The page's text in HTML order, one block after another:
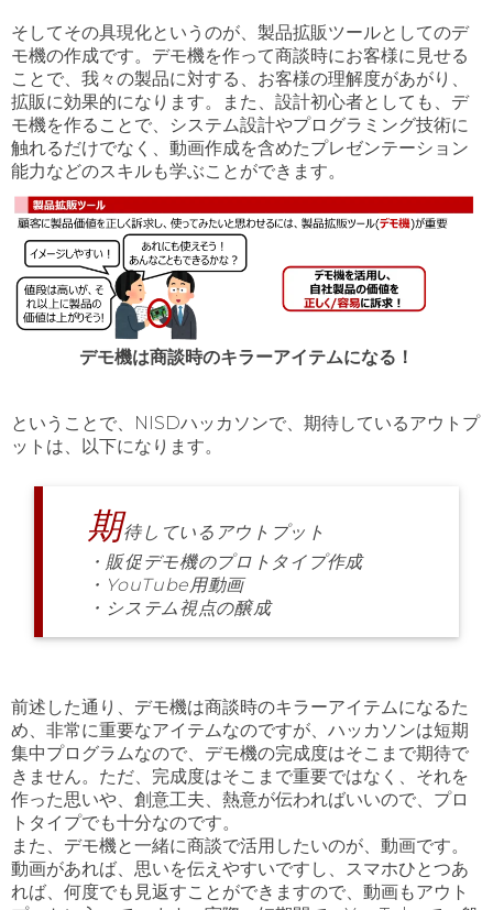
そしてその具現化というのが、製品拡販ツールとしてのデ
モ機の作成です。デモ機を作って商談時にお客様に見せる
ことで、我々の製品に対する、お客様の理解度があがり、
拡販に効果的になります。また、設計初心者としても、デ
モ機を作ることで、システム設計やプログラミング技術に
触れるだけでなく、動画作成を含めたプレゼンテーション
能力などのスキルも学ぶことができます。
デモ機は商談時のキラーアイテムになる！
ということで、NISDハッカソンで、期待しているアウトプ
ットは、以下になります。
期待しているアウトプット
・販促デモ機のプロトタイプ作成
・YouTube用動画
・システム視点の醸成
前述した通り、デモ機は商談時のキラーアイテムになるた
め、非常に重要なアイテムなのですが、ハッカソンは短期
集中プログラムなので、デモ機の完成度はそこまで期待で
きません。ただ、完成度はそこまで重要ではなく、それを
作った思いや、創意工夫、熱意が伝わればいいので、プロ
トタイプでも十分なのです。
また、デモ機と一緒に商談で活用したいのが、動画です。
動画があれば、思いを伝えやすいですし、スマホひとつあ
れば、何度でも見返すことができますので、動画もアウト